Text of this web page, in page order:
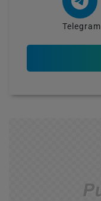
Telegram